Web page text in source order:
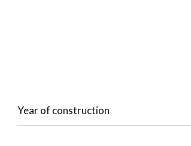
Year of construction